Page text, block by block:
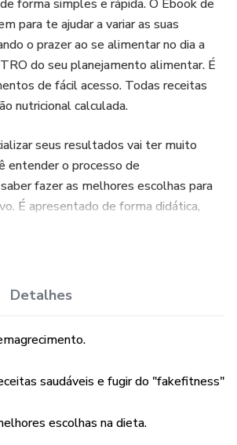
forma simples e rápida. O Ebook de
para te ajudar a variar as suas
o prazer ao se alimentar no dia a
do seu planejamento alimentar. É
de fácil acesso. Todas receitas
nutricional calculada.
seus resultados vai ter muito
entender o processo de
fazer as melhores escolhas para
É apresentado de forma didática,
autonomia e sabedoria nas escolhas
o combo perfeito para te ajudar alcançar
Detalhes
saudáveis e fugir do "fakefitness"
escolhas na dieta.